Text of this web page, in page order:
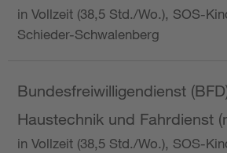
in Vollzeit (38,5 Std./Wo.), SOS-
Schieder-Schwalenberg
Bundesfreiwilligendienst
Haustechnik und Fahrdienst
in Vollzeit (38,5 Std./Wo.), SOS-